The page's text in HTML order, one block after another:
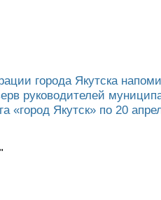
города Якутска
руководителей
«город Якутск» по 20